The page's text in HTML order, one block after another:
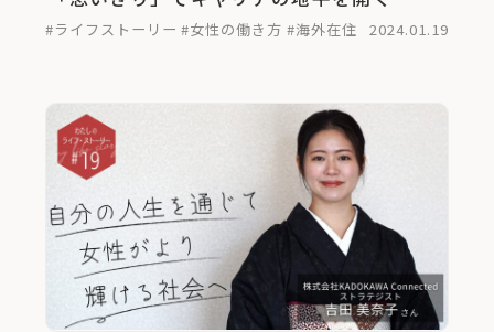
#ライフストーリー #女性の働き方 #海外在住 2024.01.19